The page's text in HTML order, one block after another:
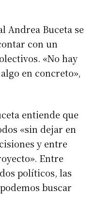
Andrea Buceta se
con un
«No hay
en concreto»,
entiende que
«sin dejar en
y entre
Entre
políticos, las
buscar